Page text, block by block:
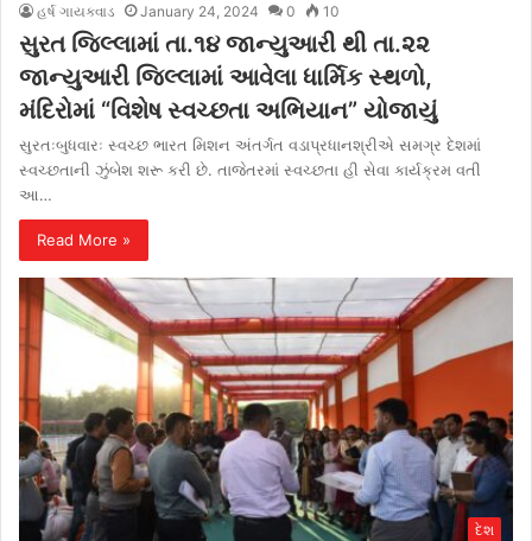
હર્ષ ગાયક્વાડ January 24, 2024 0 10
સુરત જિલ્લામાં તા.૧૪ જાન્યુઆરી થી તા.૨૨
જાન્યુઆરી જિલ્લામાં આવેલા ધાર્મિક સ્થળો,
મંદિરોમાં “વિશેષ સ્વચ્છતા અભિયાન” યોજાયું
સુરતઃબુધવારઃ સ્વચ્છ ભારત મિશન અંતર્ગત વડાપ્રધાનશ્રીએ સમગ્ર દેશમાં
સ્વચ્છતાની ઝુંબેશ શરૂ કરી છે. તાજેતરમાં સ્વચ્છતા હી સેવા કાર્યક્રમ વતી
આ…
Read More »
દેશ